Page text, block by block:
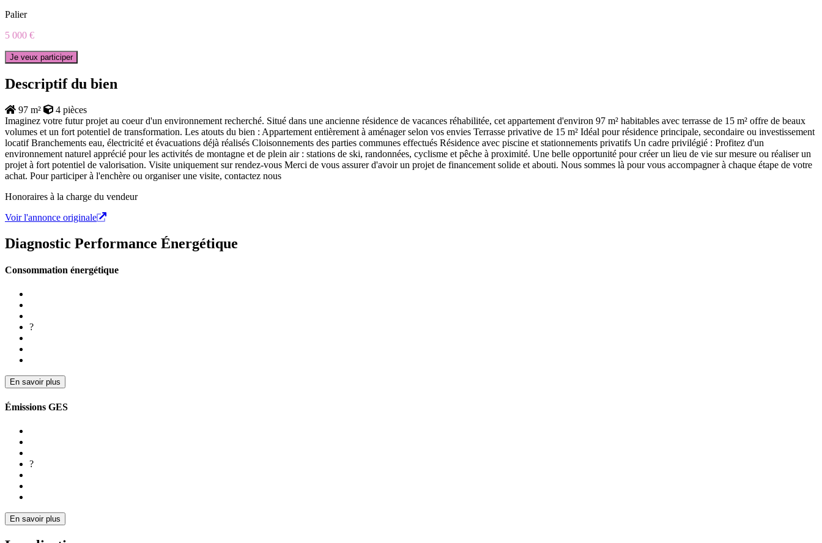
Palier
5 000 €
Je veux participer
Descriptif du bien
97 m²
4 pièces
Imaginez votre futur projet au coeur d'un environnement recherché. Situé dans une ancienne résidence de vacances réhabilitée, cet appartement d'environ 97 m² habitables avec terrasse de 15 m² offre de beaux
volumes et un fort potentiel de transformation. Les atouts du bien : Appartement entièrement à aménager selon vos envies Terrasse privative de 15 m² Idéal pour résidence principale, secondaire ou investissement
locatif Branchements eau, électricité et évacuations déjà réalisés Cloisonnements des parties communes effectués Résidence avec piscine et stationnements privatifs Un cadre privilégié : Profitez d'un
environnement naturel apprécié pour les activités de montagne et de plein air : stations de ski, randonnées, cyclisme et pêche à proximité. Une belle opportunité pour créer un lieu de vie sur mesure ou réaliser un
projet à fort potentiel de valorisation. Visite uniquement sur rendez-vous Merci de vous assurer d'avoir un projet de financement solide et abouti. Nous sommes là pour vous accompagner à chaque étape de votre
achat. Pour participer à l'enchère ou organiser une visite, contactez nous
Honoraires à la charge du vendeur
Voir l'annonce originale
Diagnostic Performance Énergétique
Consommation énergétique
?
En savoir plus
Émissions GES
?
En savoir plus